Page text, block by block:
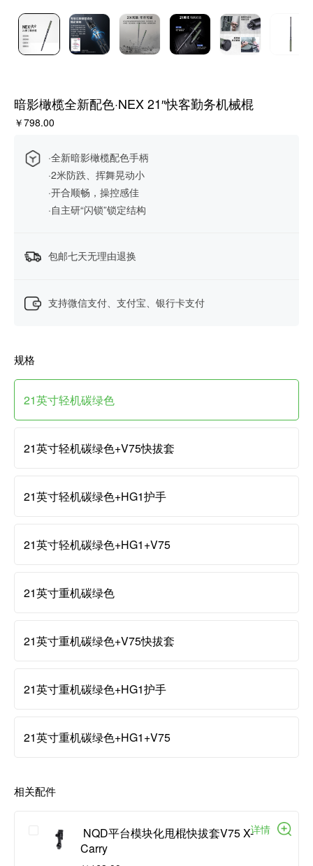
暗影橄榄全新配色·NEX 21″快客勤务机械棍
￥798.00
·全新暗影橄榄配色手柄
·2米防跌、挥舞晃动小
·开合顺畅，操控感佳
·自主研“闪锁”锁定结构
包邮七天无理由退换
支持微信支付、支付宝、银行卡支付
规格
21英寸轻机碳绿色
21英寸轻机碳绿色+V75快拔套
21英寸轻机碳绿色+HG1护手
21英寸轻机碳绿色+HG1+V75
21英寸重机碳绿色
21英寸重机碳绿色+V75快拔套
21英寸重机碳绿色+HG1护手
21英寸重机碳绿色+HG1+V75
相关配件
Carry
详情